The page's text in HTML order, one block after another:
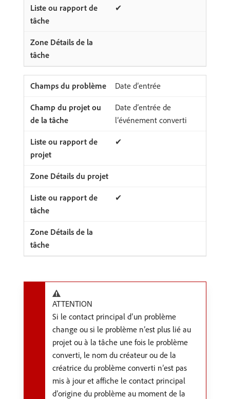
✔
Date d’entrée
Date d’entrée de
l’événement converti
✔
✔
ATTENTION
Si le contact principal d’un problème
change ou si le problème n’est plus lié au
projet ou à la tâche une fois le problème
converti, le nom du créateur ou de la
créatrice du problème converti n’est pas
mis à jour et affiche le contact principal
d’origine du problème au moment de la